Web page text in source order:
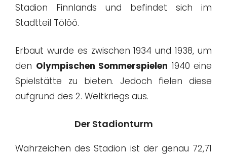
Stadion Finnlands und befindet sich im
Stadtteil Tölöö.
Erbaut wurde es zwischen 1934 und 1938, um
den Olympischen Sommerspielen 1940 eine
Spielstätte zu bieten. Jedoch fielen diese
aufgrund des 2. Weltkriegs aus.
Der Stadionturm
Wahrzeichen des Stadion ist der genau 72,71